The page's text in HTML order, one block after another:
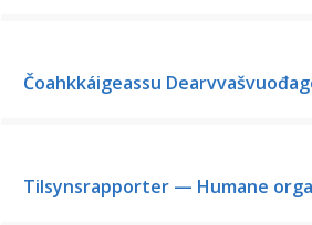
Čoahkkáigeassu
Tilsynsrapporter — Humane